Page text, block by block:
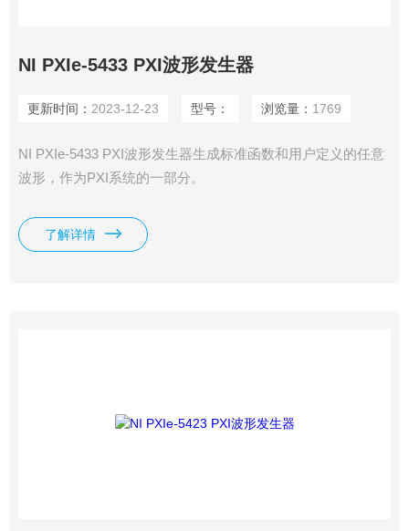
NI PXIe-5433 PXI波形发生器
更新时间： 2023-12-23 型号： 浏览量： 1769
NI PXIe-5433 PXI波形发生器生​成​标​准​函​数​和​用​户​定​义​的​任​意​
波​形，​作​为​PXI​系​统​的​一​部分。
了解详情